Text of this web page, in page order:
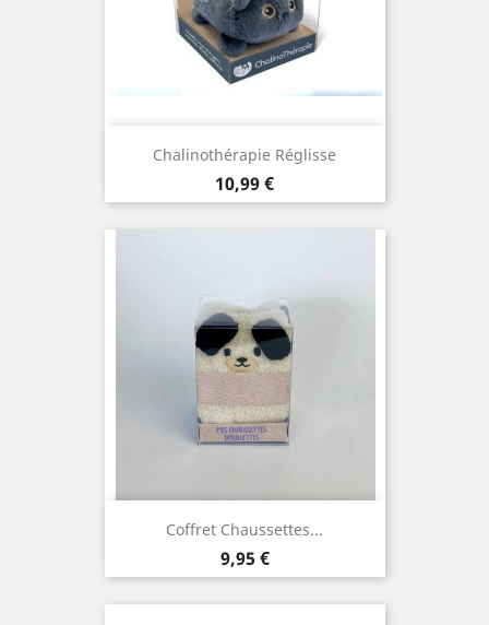
Chalinothérapie Réglisse
Prix
10,99 €
Coffret Chaussettes...
Prix
9,95 €